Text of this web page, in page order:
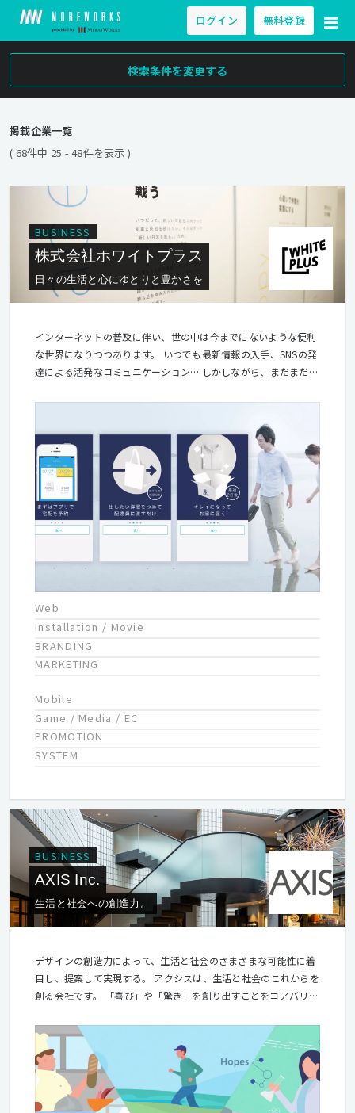
ログイン 無料登録
検索条件を変更する
掲載企業一覧
( 68件中 25 - 48件を表示 )
BUSINESS
株式会社ホワイトプラス
日々の生活と心にゆとりと豊かさを
インターネットの普及に伴い、世の中は今までにないような便利
な世界になりつつあります。 いつでも最新情報の入手、SNSの発
達による活発なコミュニケーション… しかしながら、まだまだネ
い“生活”の部分。 例えば、技術力が高くても、営業力が不足する
クリーニング工場が多いのが現状です。 しかし、私たちにはイン
ターネットの高い技術力があります。 工場の方のリアルな技術力
と私たちのネットの技術力をお互いに補うことで、 クリーニング
業界をより発展させていくことが出来ます。 「ネット」×「リア
ル」をコンセプトに もっと「日々の生活と心にゆとりと豊かさ」
を実現する。新しい日常を創る。 それが私たちのミッションで
す。
Web
Installation / Movie
BRANDING
MARKETING
Mobile
Game / Media / EC
PROMOTION
SYSTEM
BUSINESS
AXIS Inc.
生活と社会への創造力。
デザインの創造力によって、生活と社会のさまざまな可能性に着
目し、提案して実現する。 アクシスは、生活と社会のこれからを
創る会社です。 「喜び」や「驚き」を創り出すことをコアバリュ
し、これまでに培った知見とネットワークで、従来の枠にとらわ
れない取り組みを「共創」していきたいと考えています。